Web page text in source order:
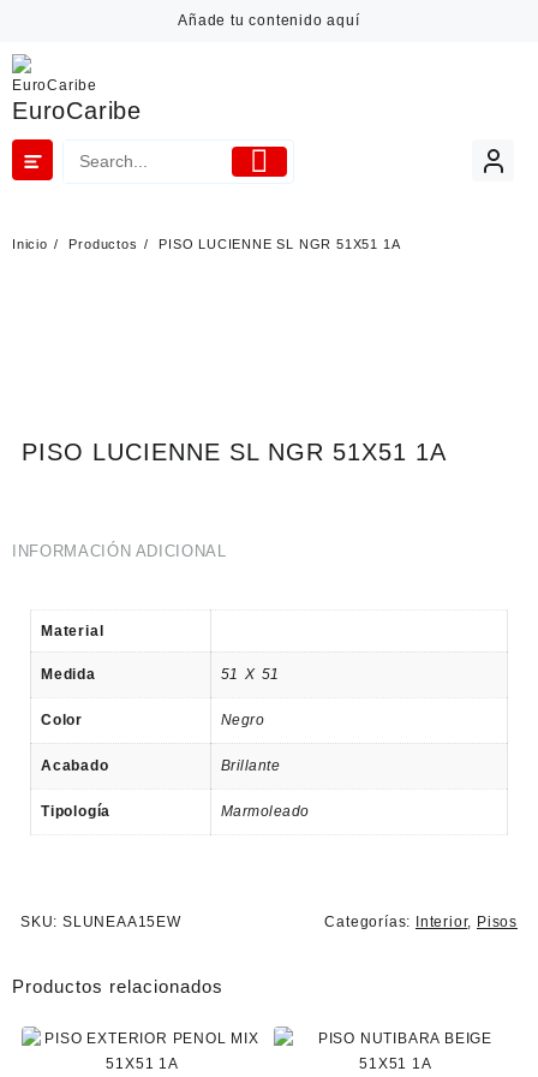
Añade tu contenido aquí
EuroCaribe
Inicio Productos PISO LUCIENNE SL NGR 51X51 1A
PISO LUCIENNE SL NGR 51X51 1A
INFORMACIÓN ADICIONAL
Material
Medida 51 X 51
Color Negro
Acabado Brillante
Tipología Marmoleado
SKU: SLUNEAA15EW Categorías: Interior, Pisos
Productos relacionados